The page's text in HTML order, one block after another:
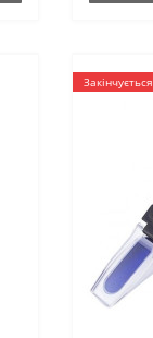
Закінчується